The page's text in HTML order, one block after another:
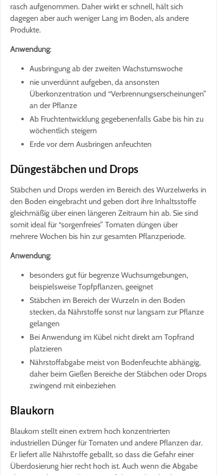
rasch aufgenommen. Daher wirkt er schnell, hält sich
dagegen aber auch weniger Lang im Boden, als andere
Produkte.
Anwendung:
Ausbringung ab der zweiten Wachstumswoche
nie unverdünnt aufgeben, da ansonsten
Überkonzentration und “Verbrennungserscheinungen”
an der Pflanze
Ab Fruchtentwicklung gegebenenfalls Gabe bis hin zu
wöchentlich steigern
Erde vor dem Ausbringen anfeuchten
Düngestäbchen und Drops
Stäbchen und Drops werden im Bereich des Wurzelwerks in
den Boden eingebracht und geben dort ihre Inhaltsstoffe
gleichmäßig über einen längeren Zeitraum hin ab. Sie sind
somit ideal für “sorgenfreies” Tomaten düngen über
mehrere Wochen bis hin zur gesamten Pflanzperiode.
Anwendung:
besonders gut für begrenze Wuchsumgebungen,
beispielsweise Topfpflanzen, geeignet
Stäbchen im Bereich der Wurzeln in den Boden
stecken, da Nährstoffe sonst nur langsam zur Pflanze
gelangen
Bei Anwendung im Kübel nicht direkt am Topfrand
platzieren
Nährstoffabgabe meist von Bodenfeuchte abhängig,
daher beim Gießen Bereiche der Stäbchen oder Drops
zwingend mit einbeziehen
Blaukorn
Blaukorn stellt einen extrem hoch konzentrierten
industriellen Dünger für Tomaten und andere Pflanzen dar.
Er liefert alle Nährstoffe geballt, so dass die Gefahr einer
Überdosierung hier recht hoch ist. Auch wenn die Abgabe